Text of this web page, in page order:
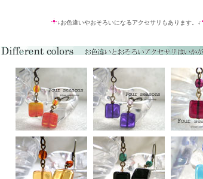
↓お色違いやおそろいになるアクセサリもあります。↓